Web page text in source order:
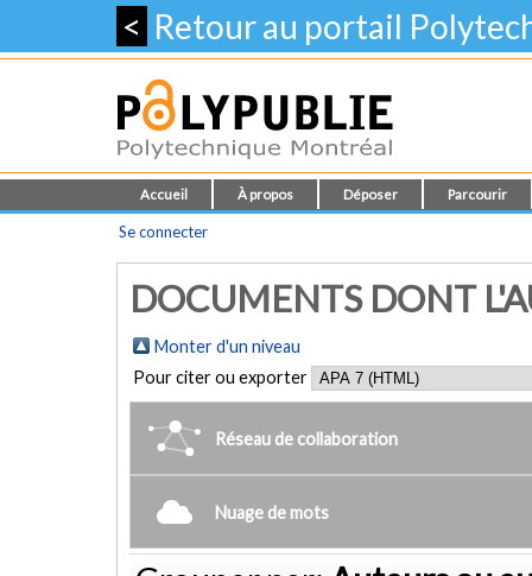
< Retour au portail
Accueil À propos Déposer Parcourir
Se connecter
DOCUMENTS DONT
Monter d'un niveau
Pour citer ou exporter
Réseau de collaboration
Nuage de mots